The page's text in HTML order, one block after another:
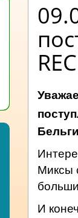
Миксы
И